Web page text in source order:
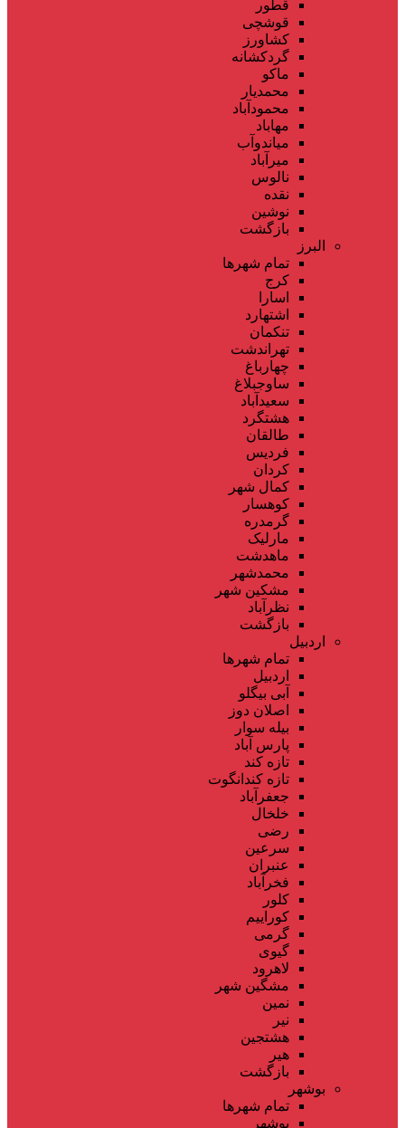
قطور
قوشچی
کشاورز
گردکشانه
ماکو
محمدیار
محمودآباد
مهاباد
میاندوآب
میرآباد
نالوس
نقده
نوشین
بازگشت
البرز
تمام شهر‌ها
کرج
اسارا
اشتهارد
تنکمان
تهراندشت
چهارباغ
ساوجبلاغ
سعیدآباد
هشتگرد
طالقان
فردیس
کردان
کمال شهر
کوهسار
گرمدره
مارلیک
ماهدشت
محمدشهر
مشکین شهر
نظرآباد
بازگشت
اردبیل
تمام شهر‌ها
اردبیل
آبی بیگلو
اصلان دوز
بیله سوار
پارس آباد
تازه کند
تازه کندانگوت
جعفرآباد
خلخال
رضی
سرعین
عنبران
فخرآباد
کلور
کوراییم
گرمی
گیوی
لاهرود
مشگین شهر
نمین
نیر
هشتجین
هیر
بازگشت
بوشهر
تمام شهر‌ها
بوشهر